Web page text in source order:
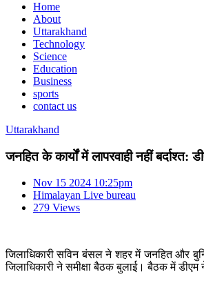
Home
About
Uttarakhand
Technology
Science
Education
Business
sports
contact us
Uttarakhand
जनहित के कार्यों में लापरवाही नहीं बर्दाश्त:
Nov 15 2024 10:25pm
Himalayan Live bureau
279 Views
जिलाधिकारी सविन बंसल ने शहर में जनहित और
जिलाधिकारी ने समीक्षा बैठक बुलाई। बैठक में डीएम